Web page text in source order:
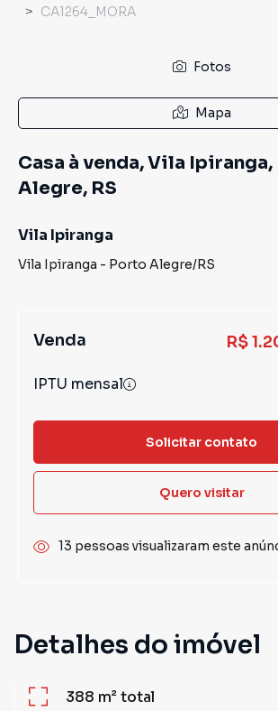
Detalhes do imóvel
388 m²total
CA1264_MORA
Fotos
Mapa
Casa à venda, Vila
Alegre, RS
Vila Ipiranga
Vila Ipiranga - Porto Alegre/RS
Venda R$
IPTU mensal
Solicitar contato
Quero visitar
13 pessoas visualizaram este